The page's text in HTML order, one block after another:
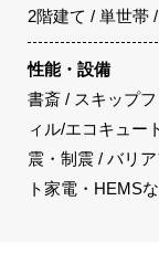
2階建て / 単世帯
性能・設備
書斎 / スキップ
ィル/エコキュー
震・制震 / バリ
ト家電・HEMSな